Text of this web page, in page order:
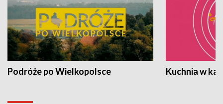
Podróże po Wielkopolsce Kuchnia w